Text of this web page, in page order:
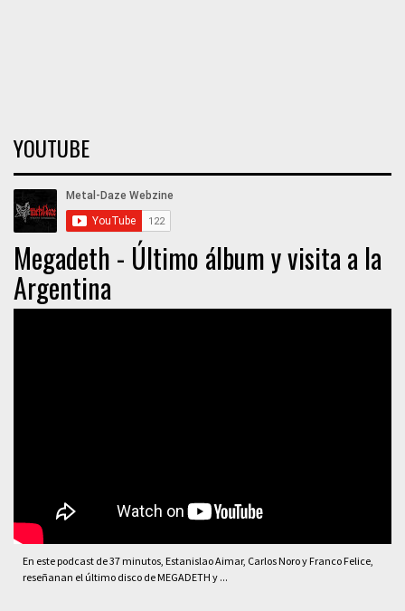
YOUTUBE
Megadeth - Último álbum y visita a la
Argentina
En este podcast de 37 minutos, Estanislao Aimar, Carlos Noro y Franco Felice,
reseñanan el último disco de MEGADETH y ...